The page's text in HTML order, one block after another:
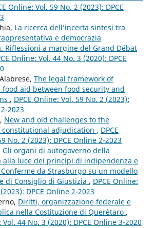
Online: Vol. 59 No. 2 (2023): DPCE
La ricerca dell’incerta sintesi tra
e democrazia
Riflessioni a margine del Grand Débat
Online: Vol. 44 No. 3 (2020): DPCE
The legal framework of
aid between food security and
, DPCE Online: Vol. 59 No. 2 (2023):
2023
New and old challenges to the
constitutional adjudication , DPCE
No. 2 (2023): DPCE Online 2-2023
Gli organi di autogoverno della
alla luce dei principi di indipendenza e
da Strasburgo su un modello
di Consiglio di Giustizia , DPCE Online:
DPCE Online 2-2023
Diritti, organizzazione federale e
nella Costituzione di Querètaro ,
Vol. 44 No. 3 (2020): DPCE Online 3-2020